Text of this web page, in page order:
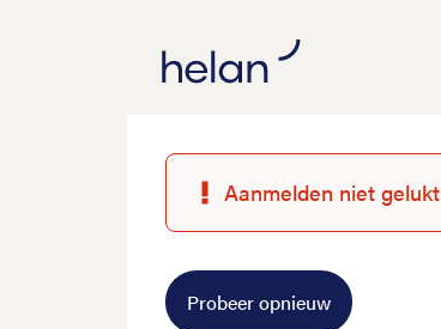
Aanmelden niet gelukt
Probeer opnieuw